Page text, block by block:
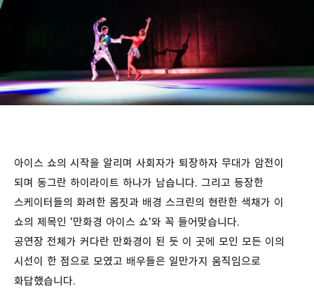
아이스 쇼의 시작을 알리며 사회자가 퇴장하자 무대가 암전이
되며 동그란 하이라이트 하나가 남습니다. 그리고 등장한
스케이터들의 화려한 몸짓과 배경 스크린의 현란한 색채가 이
쇼의 제목인 '만화경 아이스 쇼'와 꼭 들어맞습니다.
공연장 전체가 커다란 만화경이 된 듯 이 곳에 모인 모든 이의
시선이 한 점으로 모였고 배우들은 일만가지 움직임으로
화답했습니다.